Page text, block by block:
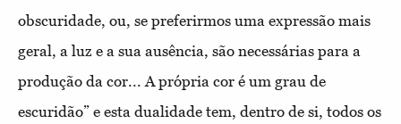
obscuridade, ou, se preferirmos uma expressão mais
geral, a luz e a sua ausência, são necessárias para a
produção da cor... A própria cor é um grau de
escuridão” e esta dualidade tem, dentro de si, todos os